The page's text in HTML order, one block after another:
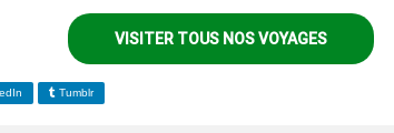
VISITER TOUS NOS VOYAGES
Tumblr